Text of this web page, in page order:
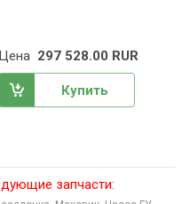
Цена 297 528.00 RUR
Купить
запчасти: